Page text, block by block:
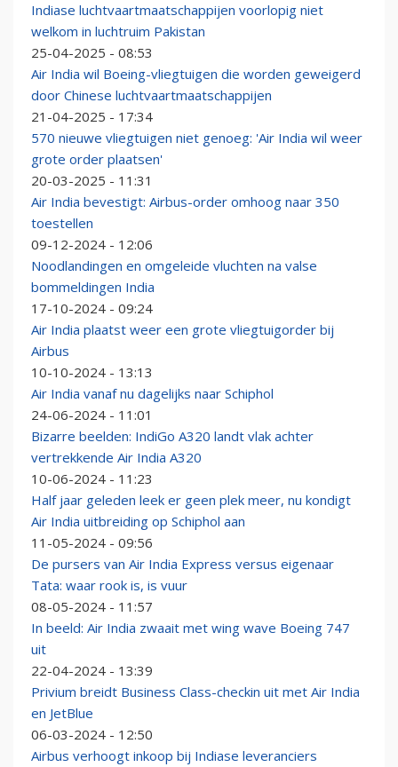
Indiase luchtvaartmaatschappijen voorlopig niet
welkom in luchtruim Pakistan
25-04-2025 - 08:53
Air India wil Boeing-vliegtuigen die worden geweigerd
door Chinese luchtvaartmaatschappijen
21-04-2025 - 17:34
570 nieuwe vliegtuigen niet genoeg: 'Air India wil weer
grote order plaatsen'
20-03-2025 - 11:31
Air India bevestigt: Airbus-order omhoog naar 350
toestellen
09-12-2024 - 12:06
Noodlandingen en omgeleide vluchten na valse
bommeldingen India
17-10-2024 - 09:24
Air India plaatst weer een grote vliegtuigorder bij
Airbus
10-10-2024 - 13:13
Air India vanaf nu dagelijks naar Schiphol
24-06-2024 - 11:01
Bizarre beelden: IndiGo A320 landt vlak achter
vertrekkende Air India A320
10-06-2024 - 11:23
Half jaar geleden leek er geen plek meer, nu kondigt
Air India uitbreiding op Schiphol aan
11-05-2024 - 09:56
De pursers van Air India Express versus eigenaar
Tata: waar rook is, is vuur
08-05-2024 - 11:57
In beeld: Air India zwaait met wing wave Boeing 747
uit
22-04-2024 - 13:39
Privium breidt Business Class-checkin uit met Air India
en JetBlue
06-03-2024 - 12:50
Airbus verhoogt inkoop bij Indiase leveranciers